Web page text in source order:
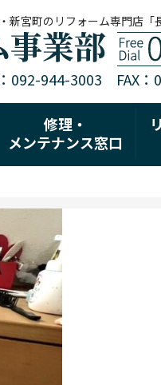
新宮町のリフォーム専門店「
944-3003 FAX：
修理・
メンテナンス窓口